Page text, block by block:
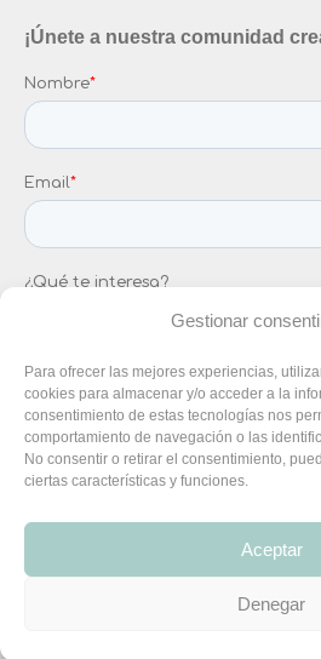
Gestionar
Para ofrecer las mejores experiencias,
cookies para almacenar y/o acceder a la
consentimiento de estas tecnologías nos
comportamiento de navegación o las
No consentir o retirar el consentimiento,
ciertas características y funciones.
Aceptar
Denegar
¡Únete a nuestra comunidad
MENU